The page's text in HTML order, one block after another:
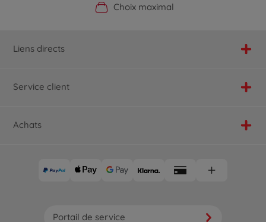
Boutique officielle du fabricant
Choix maximal
Service personnalisé
Livraison rapide
Liens directs
Service client
Achats
Portail de service